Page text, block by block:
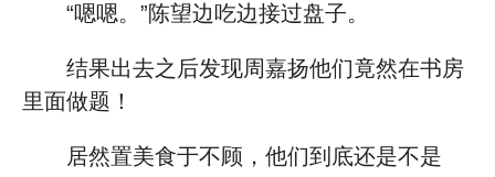
“嗯嗯。”陈望边吃边接过盘子。
结果出去之后发现周嘉扬他们竟然在书房
里面做题！
居然置美食于不顾，他们到底还是不是